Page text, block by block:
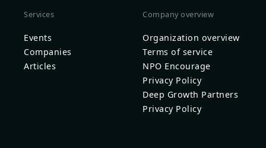
Services
Events
Companies
Articles
Company overview
Organization overview
Terms of service
NPO Encourage
Privacy Policy
Deep Growth Partners
Privacy Policy